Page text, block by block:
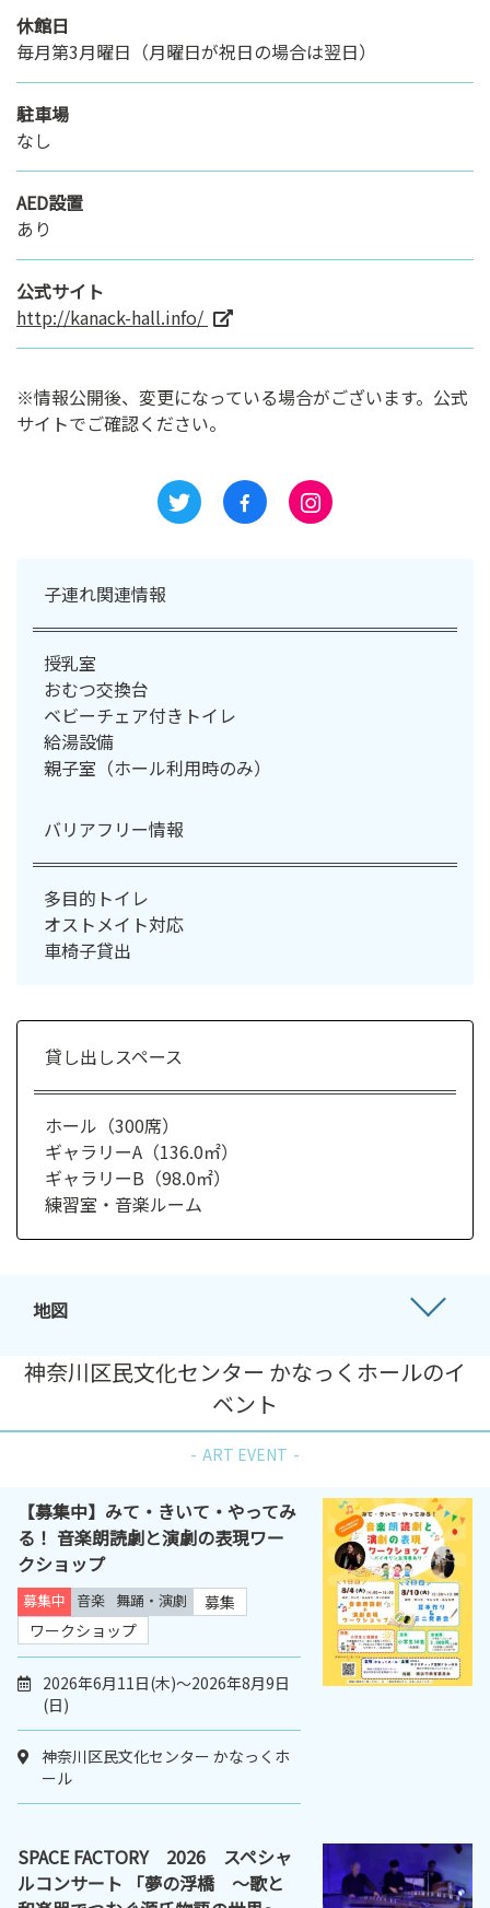
子連れ関連情報
授乳室
おむつ交換台
ベビーチェア付きトイレ
給湯設備
親子室（ホール利用時のみ）
バリアフリー情報
多目的トイレ
オストメイト対応
車椅子貸出
貸し出しスペース
ホール（300席）
ギャラリーA（136.0㎡）
ギャラリーB（98.0㎡）
練習室・音楽ルーム
休館日
毎月第3月曜日（月曜日が祝日の場合は翌日）
駐車場
なし
AED設置
あり
公式サイト
http://kanack-hall.info/
※情報公開後、変更になっている場合がございます。公式
サイトでご確認ください。
地図
神奈川区民文化センター かなっくホールのイ
ベント
ART EVENT
【募集中】みて・きいて・やってみ
る！ 音楽朗読劇と演劇の表現ワー
クショップ
募集中 音楽 舞踊・演劇
募集
ワークショップ
2026年6月11日(木)～2026年8月9日
(日)
神奈川区民文化センター かなっくホ
ール
SPACE FACTORY 2026 スペシャ
ルコンサート 「夢の浮橋 ～歌と